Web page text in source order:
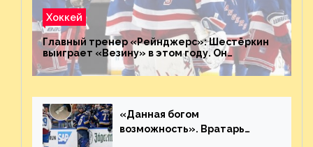
Хоккей
Главный тренер «Рейнджерс»: Шестёркин
выиграет «Везину» в этом году. Он
невероятен
«Данная богом
возможность». Вратарь